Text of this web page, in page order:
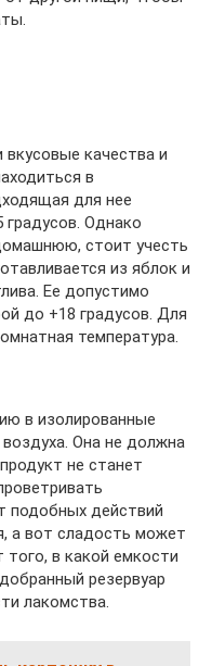
качества и
в
для нее
градусов. Однако
стоит учесть
из яблок и
Ее допустимо
до +18 градусов. Для
температура.
в изолированные
Она не должна
не станет
подобных действий
а вот сладость может
того, в какой емкости
резервуар
лакомства.